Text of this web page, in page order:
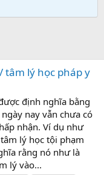
tâm lý học pháp y
định nghĩa bằng
nay vẫn chưa có
nhận. Ví dụ như
lý học tội phạm
rằng nó như là
lý vào...